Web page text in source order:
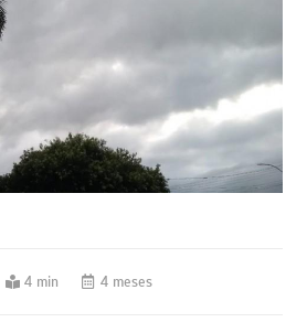
4 min 4 meses